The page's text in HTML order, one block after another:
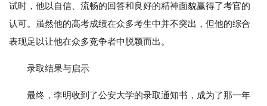
试时，他以自信、流畅的回答和良好的精神面貌赢得了考官的
认可。虽然他的高考成绩在众多考生中并不突出，但他的综合
表现足以让他在众多竞争者中脱颖而出。
录取结果与启示
最终，李明收到了公安大学的录取通知书，成为了那一年